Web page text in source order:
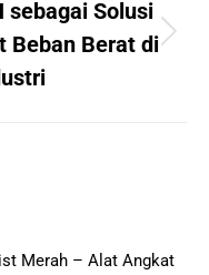
sebagai Solusi
Beban Berat di
Merah – Alat Angkat